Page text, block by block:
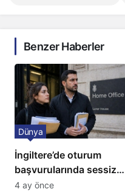
Benzer Haberler
İngiltere’de oturum
başvurularında sessiz
kriz: Büyükelçilikten
Dünya
4 ay önce